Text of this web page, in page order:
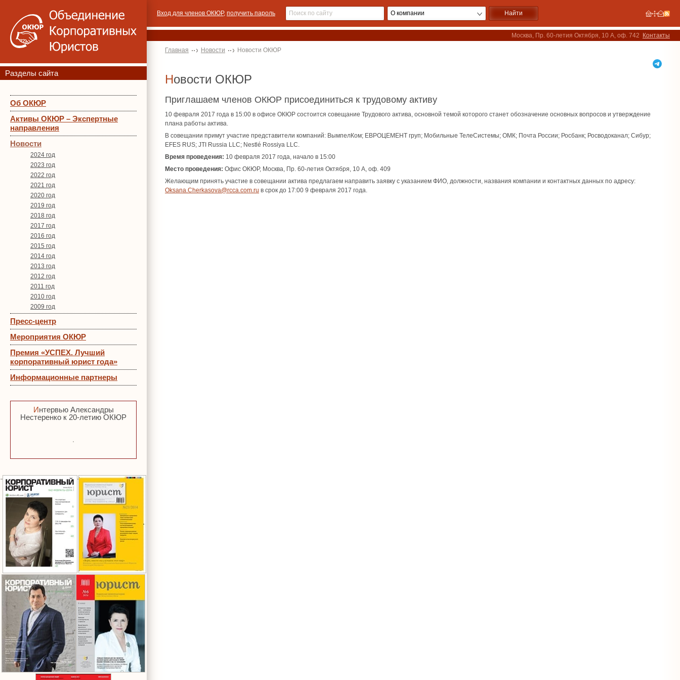
Разделы сайта
Об ОКЮР
Активы ОКЮР – Экспертные
направления
Новости
2024 год
2023 год
2022 год
2021 год
2020 год
2019 год
2018 год
2017 год
2016 год
2015 год
2014 год
2013 год
2012 год
2011 год
2010 год
2009 год
Пресс-центр
Мероприятия ОКЮР
Премия «УСПЕХ. Лучший
корпоративный юрист года»
Информационные партнеры
Интервью Александры
Нестеренко к 20-летию ОКЮР
Вход для членов ОКЮР, получить пароль
Москва, Пр. 60-летия Октября, 10 А, оф. 742 Контакты
Главная Новости Новости ОКЮР
Новости ОКЮР
Приглашаем членов ОКЮР присоединиться к трудовому активу
10 февраля 2017 года в 15:00 в офисе ОКЮР состоится совещание Трудового актива, основной темой которого станет обозначение основных вопросов и утверждение
плана работы актива.
В совещании примут участие представители компаний: ВымпелКом; ЕВРОЦЕМЕНТ груп; Мобильные ТелеСистемы; ОМК; Почта России; Росбанк; Росводоканал; Сибур;
EFES RUS; JTI Russia LLC; Nestlé Rossiya LLC.
Время проведения: 10 февраля 2017 года, начало в 15:00
Место проведения: Офис ОКЮР, Москва, Пр. 60-летия Октября, 10 А, оф. 409
Желающим принять участие в совещании актива предлагаем направить заявку с указанием ФИО, должности, названия компании и контактных данных по адресу:
Oksana.Cherkasova@rcca.com.ru в срок до 17:00 9 февраля 2017 года.